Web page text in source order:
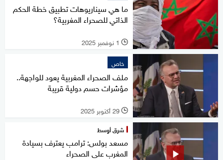
ما هي سيناريوهات تطبيق خطة الحكم
الذاتي للصحراء المغربية؟
l 1 نوفمبر 2025
خاص
ملف الصحراء المغربية يعود للواجهة..
مؤشرات حسم دولية قريبة
l 29 أكتوبر 2025
شرق أوسط
مسعد بولس: ترامب يعترف بسيادة
المغرب على الصحراء